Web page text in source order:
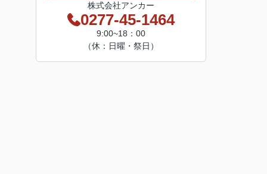
株式会社アンカー
0277-45-1464
9:00~18：00
（休：日曜・祭日）